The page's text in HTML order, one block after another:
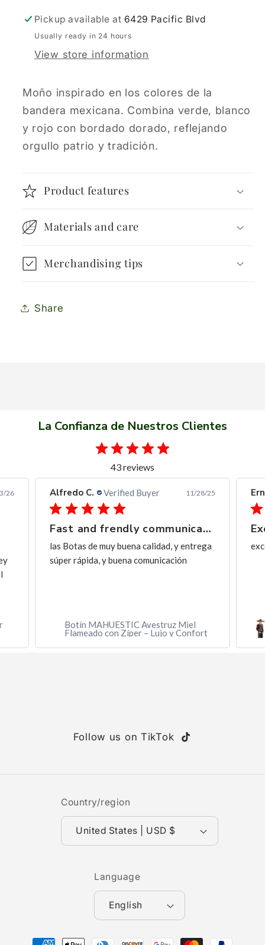
Pickup available at 6429 Pacific Blvd
Usually ready in 24 hours
View store information
Moño inspirado en los colores de la
bandera mexicana. Combina verde, blanco
y rojo con bordado dorado, reflejando
orgullo patrio y tradición.
Product features
Materials and care
Merchandising tips
Share
La Confianza de Nuestros Clientes
43 reviews
26 Alfredo C. Verified Buyer 11/28/25
Fast and frendly communication
las Botas de muy buena calidad, y entrega
súper rápida, y buena comunicación
Botín MAHUESTIC Avestruz Miel
Flameado con Zíper – Lujo y Confort
Follow us on TikTok
TikTok
Country/region
United States | USD $
Language
English
Payment